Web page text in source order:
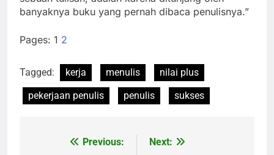
banyaknya buku yang pernah dibaca penulisnya.”
Pages: 1 2
Tagged: kerja menulis
nilai plus
pekerjaan penulis
penulis sukses
NavigasiPrevious:
Next: